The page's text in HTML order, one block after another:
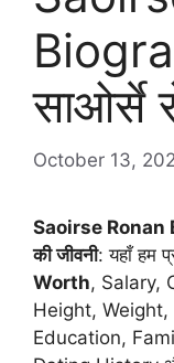
साओर्से
October 13,
Saoirse Ronan
की जीवनी: यहाँ हम
Worth, Salary,
Height,
Education,